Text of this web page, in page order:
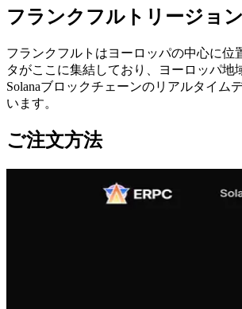
フランクフルトリージョ
フランクフルトはヨーロッパの中心に位
タがここに集結しており、ヨーロッパ地
Solanaブロックチェーンのリアルタイ
います。
ご注文方法